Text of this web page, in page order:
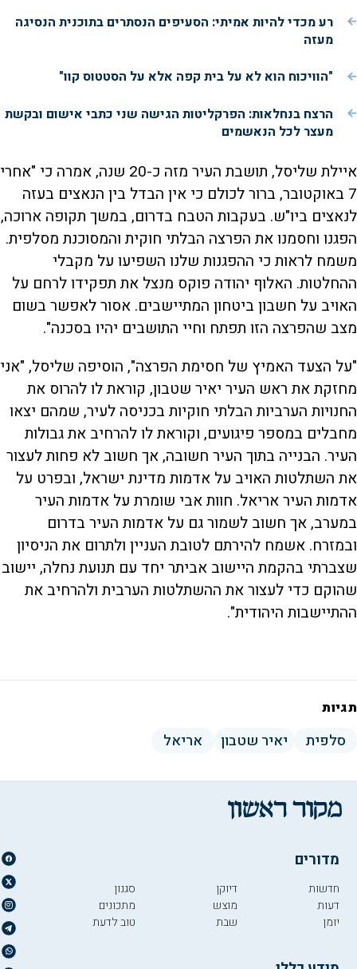
רע מכדי להיות אמיתי: הסעיפים הנסתרים בתוכנית הנסיגה
מעזה
"הוויכוח הוא לא על בית קפה אלא על הסטטוס קוו"
הרצח בנחלאות: הפרקליטות הגישה שני כתבי אישום ובקשת
מעצר לכל הנאשמים
איילת שליסל, תושבת העיר מזה כ-20 שנה, אמרה כי "אחרי
7 באוקטובר, ברור לכולם כי אין הבדל בין הנאצים בעזה
לנאצים ביו"ש. בעקבות הטבח בדרום, במשך תקופה ארוכה,
הפגנו וחסמנו את הפרצה הבלתי חוקית והמסוכנת מסלפית.
משמח לראות כי ההפגנות שלנו השפיעו על מקבלי
ההחלטות. האלוף יהודה פוקס מנצל את תפקידו לרחם על
האויב על חשבון ביטחון המתיישבים. אסור לאפשר בשום
מצב שהפרצה הזו תפתח וחיי התושבים יהיו בסכנה".
"על הצעד האמיץ של חסימת הפרצה", הוסיפה שליסל, "אני
מחזקת את ראש העיר יאיר שטבון, קוראת לו להרוס את
החנויות הערביות הבלתי חוקיות בכניסה לעיר, שמהם יצאו
מחבלים במספר פיגועים, וקוראת לו להרחיב את גבולות
העיר. הבנייה בתוך העיר חשובה, אך חשוב לא פחות לעצור
את השתלטות האויב על אדמות מדינת ישראל, ובפרט על
אדמות העיר אריאל. חוות אבי שומרת על אדמות העיר
במערב, אך חשוב לשמור גם על אדמות העיר בדרום
ובמזרח. אשמח להירתם לטובת העניין ולתרום את הניסיון
שצברתי בהקמת היישוב אביתר יחד עם תנועת נחלה, יישוב
שהוקם כדי לעצור את ההשתלטות הערבית ולהרחיב את
ההתיישבות היהודית".
תגיות
סלפית יאיר שטבון אריאל
מדורים
חדשות
דעות
יומן
דיוקן
מוצש
שבת
סגנון
מתכונים
טוב לדעת